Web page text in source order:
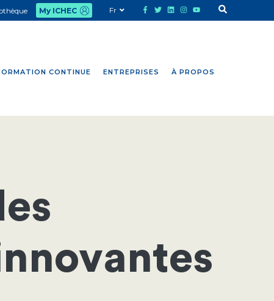
CONTINUE ENTREPRISES À PROPOS
My ICHEC Fr